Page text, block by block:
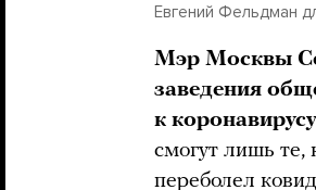
Евгений Фельдман
Мэр Москвы
заведения
к коронавирусу
смогут лишь те,
переболел